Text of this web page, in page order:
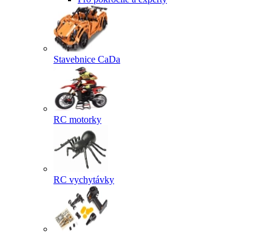
Stavebnice CaDa
RC motorky
RC vychytávky